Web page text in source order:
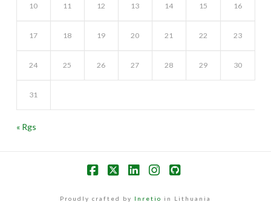
10 11 12 13 14 15 16
17 18 19 20 21 22 23
24 25 26 27 28 29 30
31
« Rgs
Proudly crafted by Inretio in Lithuania